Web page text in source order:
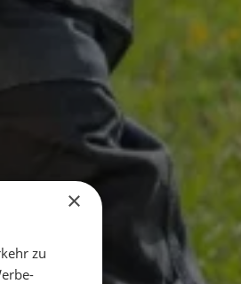
×
zu